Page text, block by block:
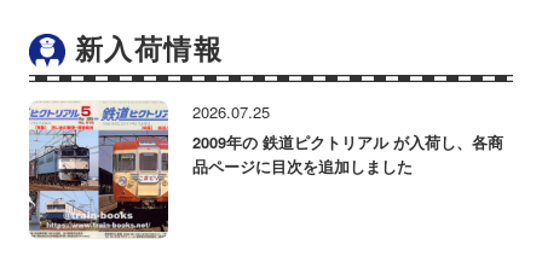
新入荷情報
2026.07.25
2009年の 鉄道ピクトリアル が入荷し、各商
品ページに目次を追加しました